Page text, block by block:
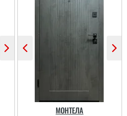
МОНТЕЛА